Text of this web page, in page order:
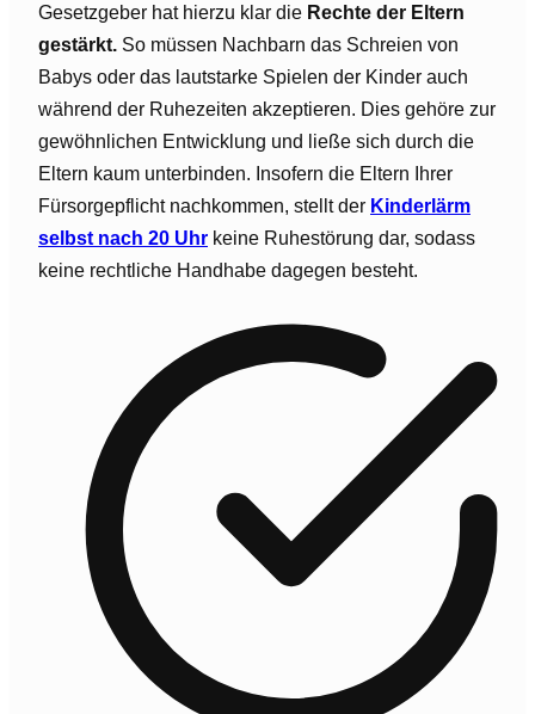
Gesetzgeber hat hierzu klar die Rechte der Eltern
gestärkt. So müssen Nachbarn das Schreien von
Babys oder das lautstarke Spielen der Kinder auch
während der Ruhezeiten akzeptieren. Dies gehöre zur
gewöhnlichen Entwicklung und ließe sich durch die
Eltern kaum unterbinden. Insofern die Eltern Ihrer
Fürsorgepflicht nachkommen, stellt der Kinderlärm
selbst nach 20 Uhr keine Ruhestörung dar, sodass
keine rechtliche Handhabe dagegen besteht.